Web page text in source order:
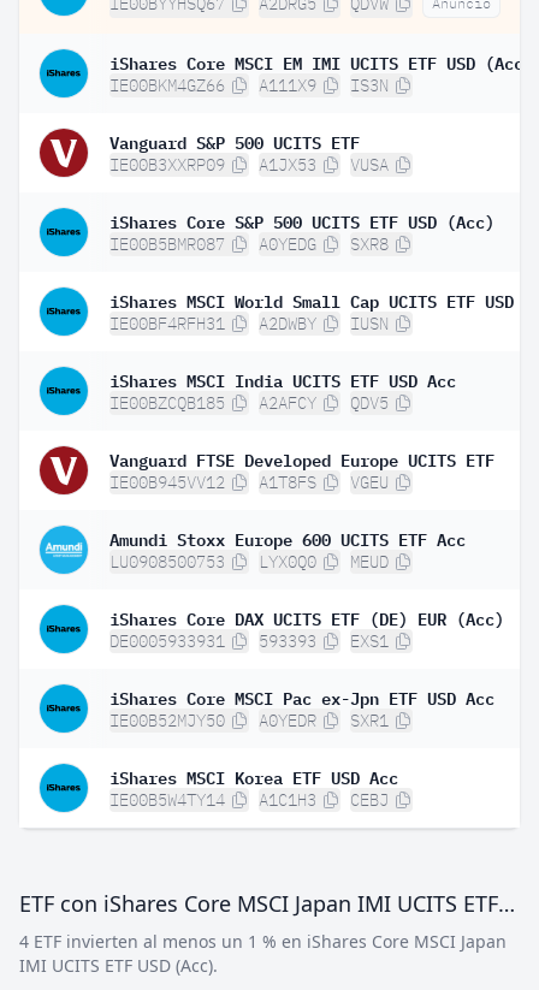
iShares Core MSCI EM IMI UCITS ETF USD (Acc)
IE00BKM4GZ66 A111X9 IS3N
Vanguard S&P 500 UCITS ETF
IE00B3XXRP09 A1JX53 VUSA
iShares Core S&P 500 UCITS ETF USD (Acc)
IE00B5BMR087 A0YEDG SXR8
iShares MSCI World Small Cap UCITS ETF USD
IE00BF4RFH31 A2DWBY IUSN
iShares MSCI India UCITS ETF USD Acc
IE00BZCQB185 A2AFCY QDV5
Vanguard FTSE Developed Europe UCITS ETF
IE00B945VV12 A1T8FS VGEU
Amundi Stoxx Europe 600 UCITS ETF Acc
LU0908500753 LYX0Q0 MEUD
iShares Core DAX UCITS ETF (DE) EUR (Acc)
DE0005933931 593393 EXS1
iShares Core MSCI Pac ex-Jpn ETF USD Acc
IE00B52MJY50 A0YEDR SXR1
iShares MSCI Korea ETF USD Acc
IE00B5W4TY14 A1C1H3 CEBJ
ETF con iShares Core MSCI Japan IMI UCITS ETF USD (Acc)
4 ETF invierten al menos un 1 % en iShares Core MSCI Japan
IMI UCITS ETF USD (Acc).